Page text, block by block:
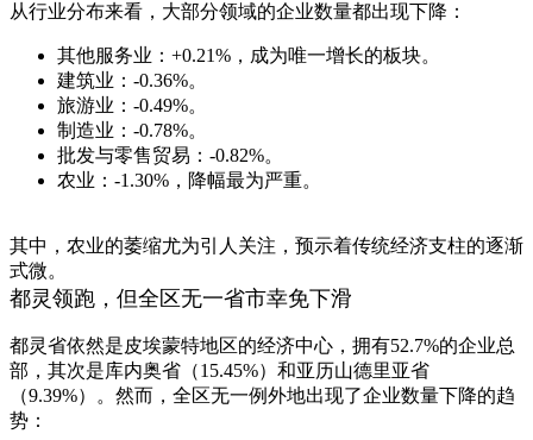
从行业分布来看，大部分领域的企业数量都出现下降：
其他服务业：+0.21%，成为唯一增长的板块。
建筑业：-0.36%。
旅游业：-0.49%。
制造业：-0.78%。
批发与零售贸易：-0.82%。
农业：-1.30%，降幅最为严重。
其中，农业的萎缩尤为引人关注，预示着传统经济支柱的逐渐
式微。
都灵领跑，但全区无一省市幸免下滑
都灵省依然是皮埃蒙特地区的经济中心，拥有52.7%的企业总
部，其次是库内奥省（15.45%）和亚历山德里亚省
（9.39%）。然而，全区无一例外地出现了企业数量下降的趋
势：